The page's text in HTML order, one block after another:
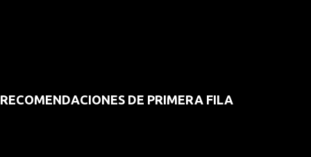
RECOMENDACIONES DE PRIMERA FILA